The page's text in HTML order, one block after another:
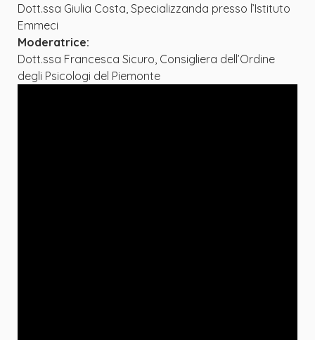
Dott.ssa Giulia Costa, Specializzanda presso l’Istituto
Emmeci
Moderatrice:
Dott.ssa Francesca Sicuro, Consigliera dell’Ordine
degli Psicologi del Piemonte